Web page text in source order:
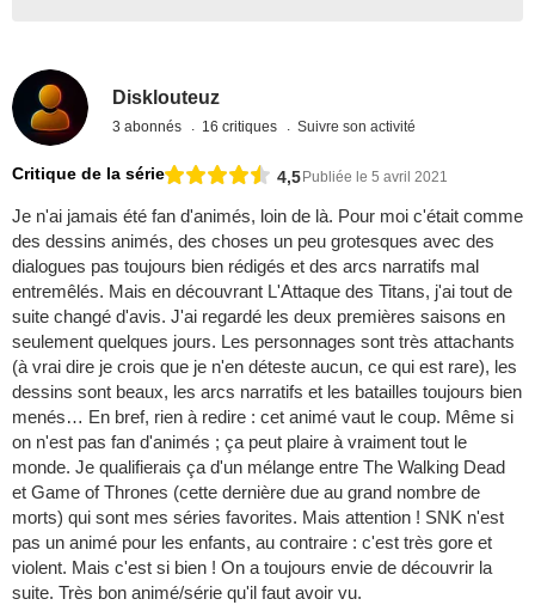
Disklouteuz
3 abonnés 16 critiques Suivre son activité
Critique de la série 4,5Publiée le 5 avril 2021
Je n'ai jamais été fan d'animés, loin de là. Pour moi c'était comme
des dessins animés, des choses un peu grotesques avec des
dialogues pas toujours bien rédigés et des arcs narratifs mal
entremêlés. Mais en découvrant L'Attaque des Titans, j'ai tout de
suite changé d'avis. J'ai regardé les deux premières saisons en
seulement quelques jours. Les personnages sont très attachants
(à vrai dire je crois que je n'en déteste aucun, ce qui est rare), les
dessins sont beaux, les arcs narratifs et les batailles toujours bien
menés… En bref, rien à redire : cet animé vaut le coup. Même si
on n'est pas fan d'animés ; ça peut plaire à vraiment tout le
monde. Je qualifierais ça d'un mélange entre The Walking Dead
et Game of Thrones (cette dernière due au grand nombre de
morts) qui sont mes séries favorites. Mais attention ! SNK n'est
pas un animé pour les enfants, au contraire : c'est très gore et
violent. Mais c'est si bien ! On a toujours envie de découvrir la
suite. Très bon animé/série qu'il faut avoir vu.